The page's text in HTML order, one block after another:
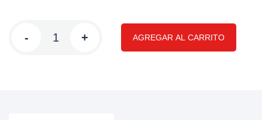
- + AGREGAR AL CARRITO